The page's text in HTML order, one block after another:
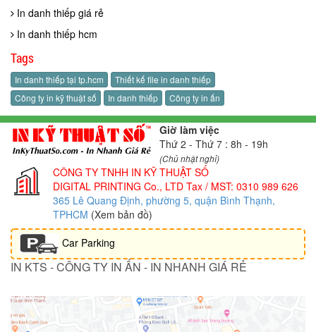
In danh thiếp giá rẻ
In danh thiếp hcm
Tags
In danh thiếp tại tp.hcm
Thiết kế file in danh thiếp
Công ty in kỹ thuật số
In danh thiếp Công ty in ấn
Giờ làm việc
Thứ 2 - Thứ 7 : 8h - 19h
(Chủ nhật nghỉ)
CÔNG TY TNHH IN KỸ THUẬT SỐ
DIGITAL PRINTING Co., LTD Tax / MST: 0310 989 626
365 Lê Quang Định, phường 5, quận Bình Thạnh,
TPHCM (Xem bản đồ)
Car Parking
IN KTS - CÔNG TY IN ẤN - IN NHANH GIÁ RẺ